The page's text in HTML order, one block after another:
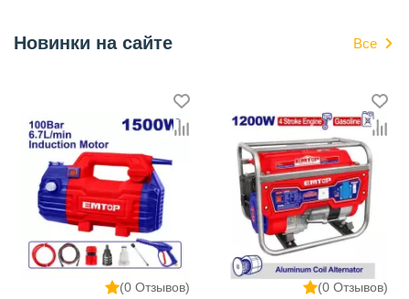
Новинки на сайте Все
(0 Отзывов)
(0 Отзывов)